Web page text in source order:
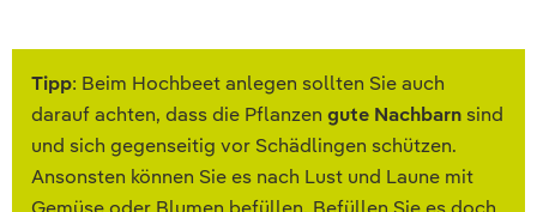
Tipp: Beim Hochbeet anlegen sollten Sie auch
darauf achten, dass die Pflanzen gute Nachbarn sind
und sich gegenseitig vor Schädlingen schützen.
Ansonsten können Sie es nach Lust und Laune mit